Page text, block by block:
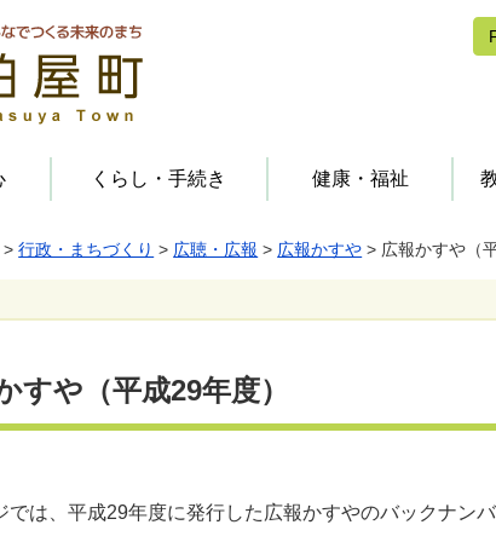
全・安心） 防災
くらし・手続き
証明 保険・年金
町営住宅・住宅支援
公共交通・自動車・バイク
健康・福祉
福祉
育・文化・スポ
政・まちづく
選挙
福祉・保健施設
コミュニティ
設 学童保育所
>行政・まちづくり > 広聴・広報 > 広報かすや > 広報かすや（
すや（平成29年度）
では、平成29年度に発行した広報かすやのバックナンバ